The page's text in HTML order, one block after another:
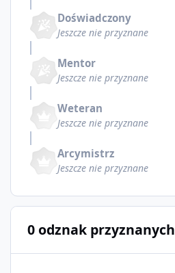
Doświadczony
Jeszcze nie przyznane
Mentor
Jeszcze nie przyznane
Weteran
Jeszcze nie przyznane
Arcymistrz
Jeszcze nie przyznane
0 odznak przyznanych